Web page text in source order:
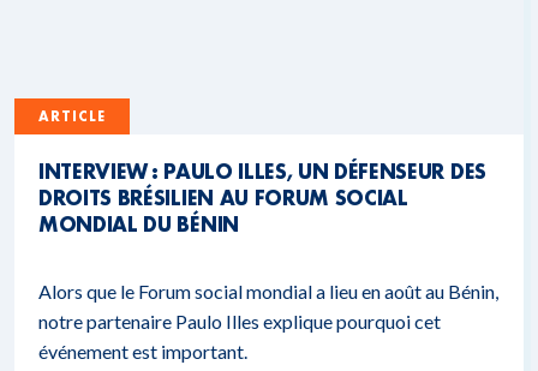
ARTICLE
INTERVIEW : PAULO ILLES, UN DÉFENSEUR DES
DROITS BRÉSILIEN AU FORUM SOCIAL
MONDIAL DU BÉNIN
Alors que le Forum social mondial a lieu en août au Bénin,
notre partenaire Paulo Illes explique pourquoi cet
événement est important.